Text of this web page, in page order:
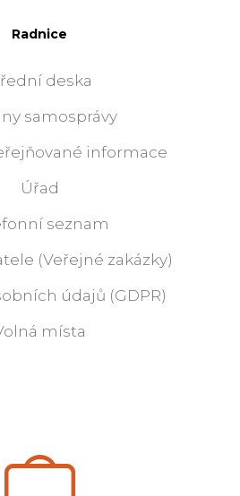
Radnice
deska
samosprávy
informace
Úřad
seznam
(Veřejné zakázky)
údajů (GDPR)
místa